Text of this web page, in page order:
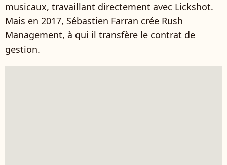
musicaux, travaillant directement avec Lickshot.
Mais en 2017, Sébastien Farran crée Rush
Management, à qui il transfère le contrat de
gestion.